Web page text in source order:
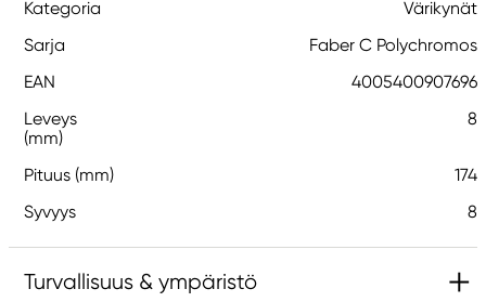
Kategoria
Värikynät
Sarja
Faber C Polychromos
EAN
4005400907696
Leveys
(mm)
8
Pituus (mm)
174
Syvyys
8
Turvallisuus & ympäristö